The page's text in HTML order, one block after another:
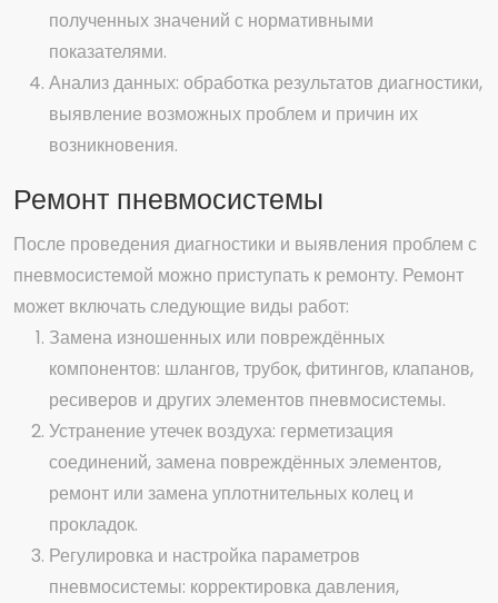
полученных значений с нормативными
показателями.
Анализ данных: обработка результатов диагностики,
выявление возможных проблем и причин их
возникновения.
Ремонт пневмосистемы
После проведения диагностики и выявления проблем с
пневмосистемой можно приступать к ремонту. Ремонт
может включать следующие виды работ:
Замена изношенных или повреждённых
компонентов: шлангов, трубок, фитингов, клапанов,
ресиверов и других элементов пневмосистемы.
Устранение утечек воздуха: герметизация
соединений, замена повреждённых элементов,
ремонт или замена уплотнительных колец и
прокладок.
Регулировка и настройка параметров
пневмосистемы: корректировка давления,